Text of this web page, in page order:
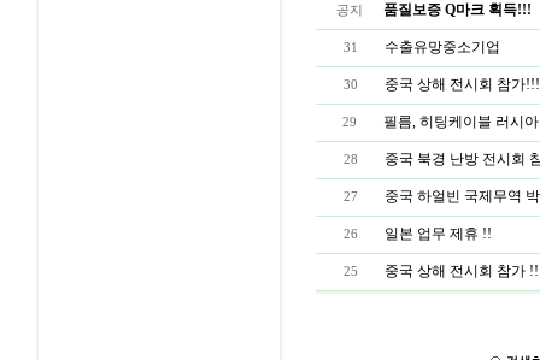
공지 품질보증 Q마크 획득!!!
31 수출유망중소기업
30 중국 상해 전시회 참가!!!
29 필름, 히팅케이블 러시
28 중국 북경 난방 전시회
27 중국 하얼빈 국제무역
26 일본 업무 제휴 !!
25 중국 상해 전시회 참가 !!